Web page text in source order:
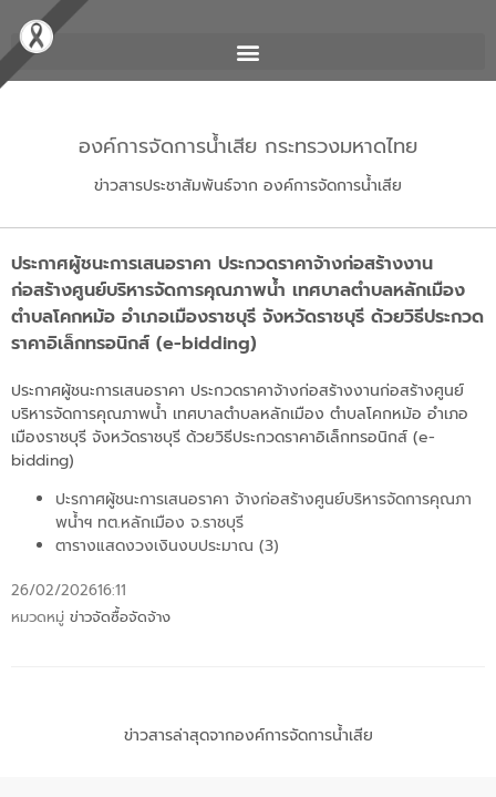
องค์การจัดการน้ำเสีย กระทรวงมหาดไทย
ข่าวสารประชาสัมพันธ์จาก องค์การจัดการน้ำเสีย
ประกาศผู้ชนะการเสนอราคา ประกวดราคาจ้างก่อสร้างงาน
ก่อสร้างศูนย์บริหารจัดการคุณภาพน้ำ เทศบาลตำบลหลักเมือง
ตำบลโคกหม้อ อำเภอเมืองราชบุรี จังหวัดราชบุรี ด้วยวิธีประกวด
ราคาอิเล็กทรอนิกส์ (e-bidding)
ประกาศผู้ชนะการเสนอราคา ประกวดราคาจ้างก่อสร้างงานก่อสร้างศูนย์
บริหารจัดการคุณภาพน้ำ เทศบาลตำบลหลักเมือง ตำบลโคกหม้อ อำเภอ
เมืองราชบุรี จังหวัดราชบุรี ด้วยวิธีประกวดราคาอิเล็กทรอนิกส์ (e-
bidding)
ปะรกาศผู้ชนะการเสนอราคา จ้างก่อสร้างศูนย์บริหารจัดการคุณภา
พน้ำฯ ทต.หลักเมือง จ.ราชบุรี
ตารางแสดงวงเงินงบประมาณ (3)
26/02/202616:11
หมวดหมู่ ข่าวจัดซื้อจัดจ้าง
ข่าวสารล่าสุดจากองค์การจัดการน้ำเสีย